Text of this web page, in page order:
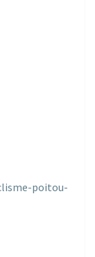
poitou-